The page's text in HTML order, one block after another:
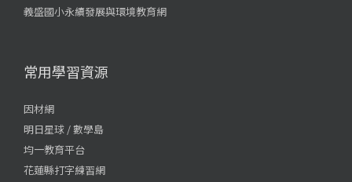
義盛國小永續發展與環境教育網
常用學習資源
因材網
明日星球 / 數學島
均一教育平台
花蓮縣打字練習網